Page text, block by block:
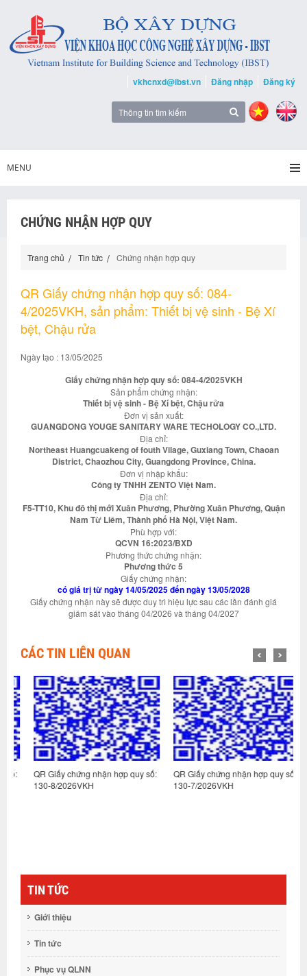
vkhcnxd@ibst.vn Đăng nhập Đăng ký
MENU
CHỨNG NHẬN HỢP QUY
Trang chủ Tin tức Chứng nhận hợp quy
QR Giấy chứng nhận hợp quy số: 084-
4/2025VKH, sản phẩm: Thiết bị vệ sinh - Bệ Xí
bệt, Chậu rửa
Ngày tạo : 13/05/2025
Giấy chứng nhận hợp quy số: 084-4/2025VKH
Sản phẩm chứng nhận:
Thiết bị vệ sinh - Bệ Xí bệt, Chậu rửa
Đơn vị sản xuất:
GUANGDONG YOUGE SANITARY WARE TECHOLOGY CO.,LTD.
Địa chỉ:
Northeast Huangcuakeng of fouth Vilage, Guxiang Town, Chaoan
District, Chaozhou City, Guangdong Province, China.
Đơn vị nhập khẩu:
Công ty TNHH ZENTO Việt Nam.
Địa chỉ:
F5-TT10, Khu đô thị mới Xuân Phương, Phường Xuân Phương, Quận
Nam Từ Liêm, Thành phố Hà Nội, Việt Nam.
Phù hợp với:
QCVN 16:2023/BXD
Phương thức chứng nhận:
Phương thức 5
Giấy chứng nhận:
có giá trị từ ngày 14/05/2025 đến ngày 13/05/2028
Giấy chứng nhận này sẽ được duy trì hiệu lực sau các lần đánh giá
giám sát vào tháng 04/2026 và tháng 04/2027
CÁC TIN LIÊN QUAN
QR Giấy chứng nhận hợp quy số:
130-8/2026VKH
QR Giấy chứng nhận hợp quy số:
130-7/2026VKH
TIN TỨC
Giới thiệu
Tin tức
Phục vụ QLNN